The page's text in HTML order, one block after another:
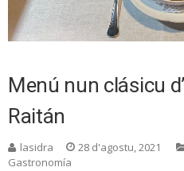
Menú nun clásicu
Raitán
lasidra 28 d'agostu, 2021
Gastronomía